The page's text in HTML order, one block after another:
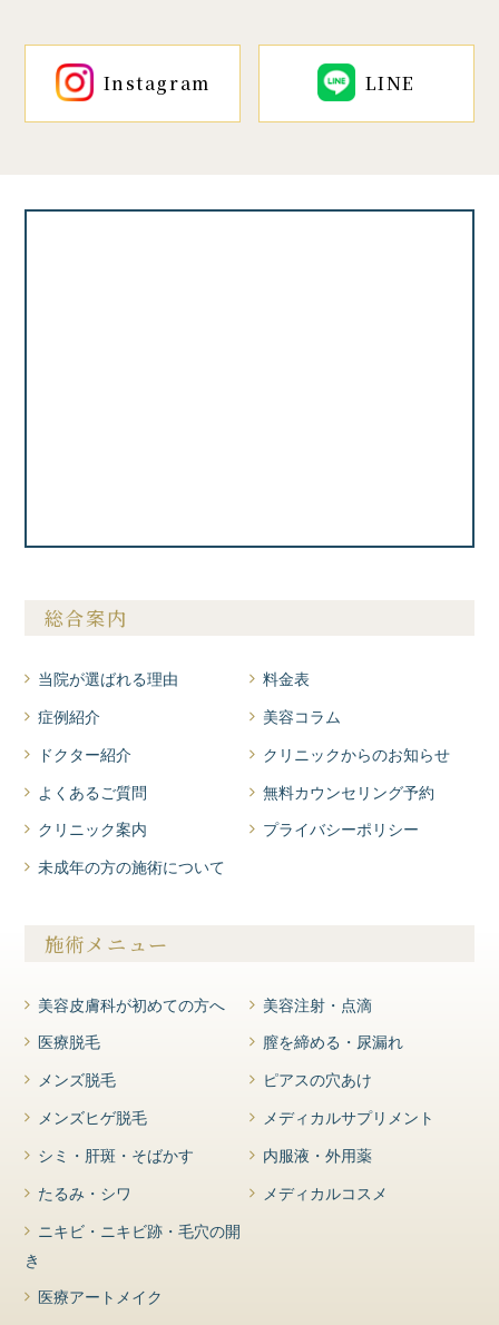
Instagram LINE
総合案内
当院が選ばれる理由
症例紹介
ドクター紹介
よくあるご質問
クリニック案内
未成年の方の施術について
料金表
美容コラム
クリニックからのお知らせ
無料カウンセリング予約
プライバシーポリシー
施術メニュー
美容皮膚科が初めての方へ
医療脱毛
メンズ脱毛
メンズヒゲ脱毛
シミ・肝斑・そばかす
たるみ・シワ
ニキビ・ニキビ跡・毛穴の開
き
医療アートメイク
美容注射・点滴
膣を締める・尿漏れ
ピアスの穴あけ
メディカルサプリメント
内服液・外用薬
メディカルコスメ